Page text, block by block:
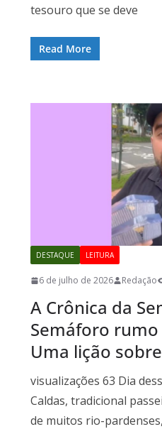
tesouro que se deve
Read More
DESTAQUE LEITURA
6 de julho de 2026 Redação
A Crônica da
Semáforo rumo
Uma lição
visualizações 63 Dia
Caldas, tradicional
de muitos rio-